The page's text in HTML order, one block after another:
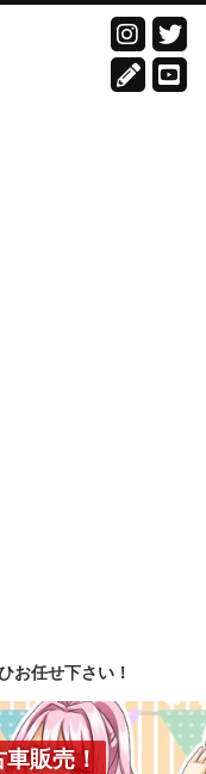
お任せ下さい！
販売！